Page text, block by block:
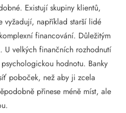
Existují skupiny klientů,
vyžadují, například starší lidé
financování. Důležitým
. U velkých finančních rozhodnutí
hodnotu. Banky
poboček, než aby ji zcela
přinese méně míst, ale